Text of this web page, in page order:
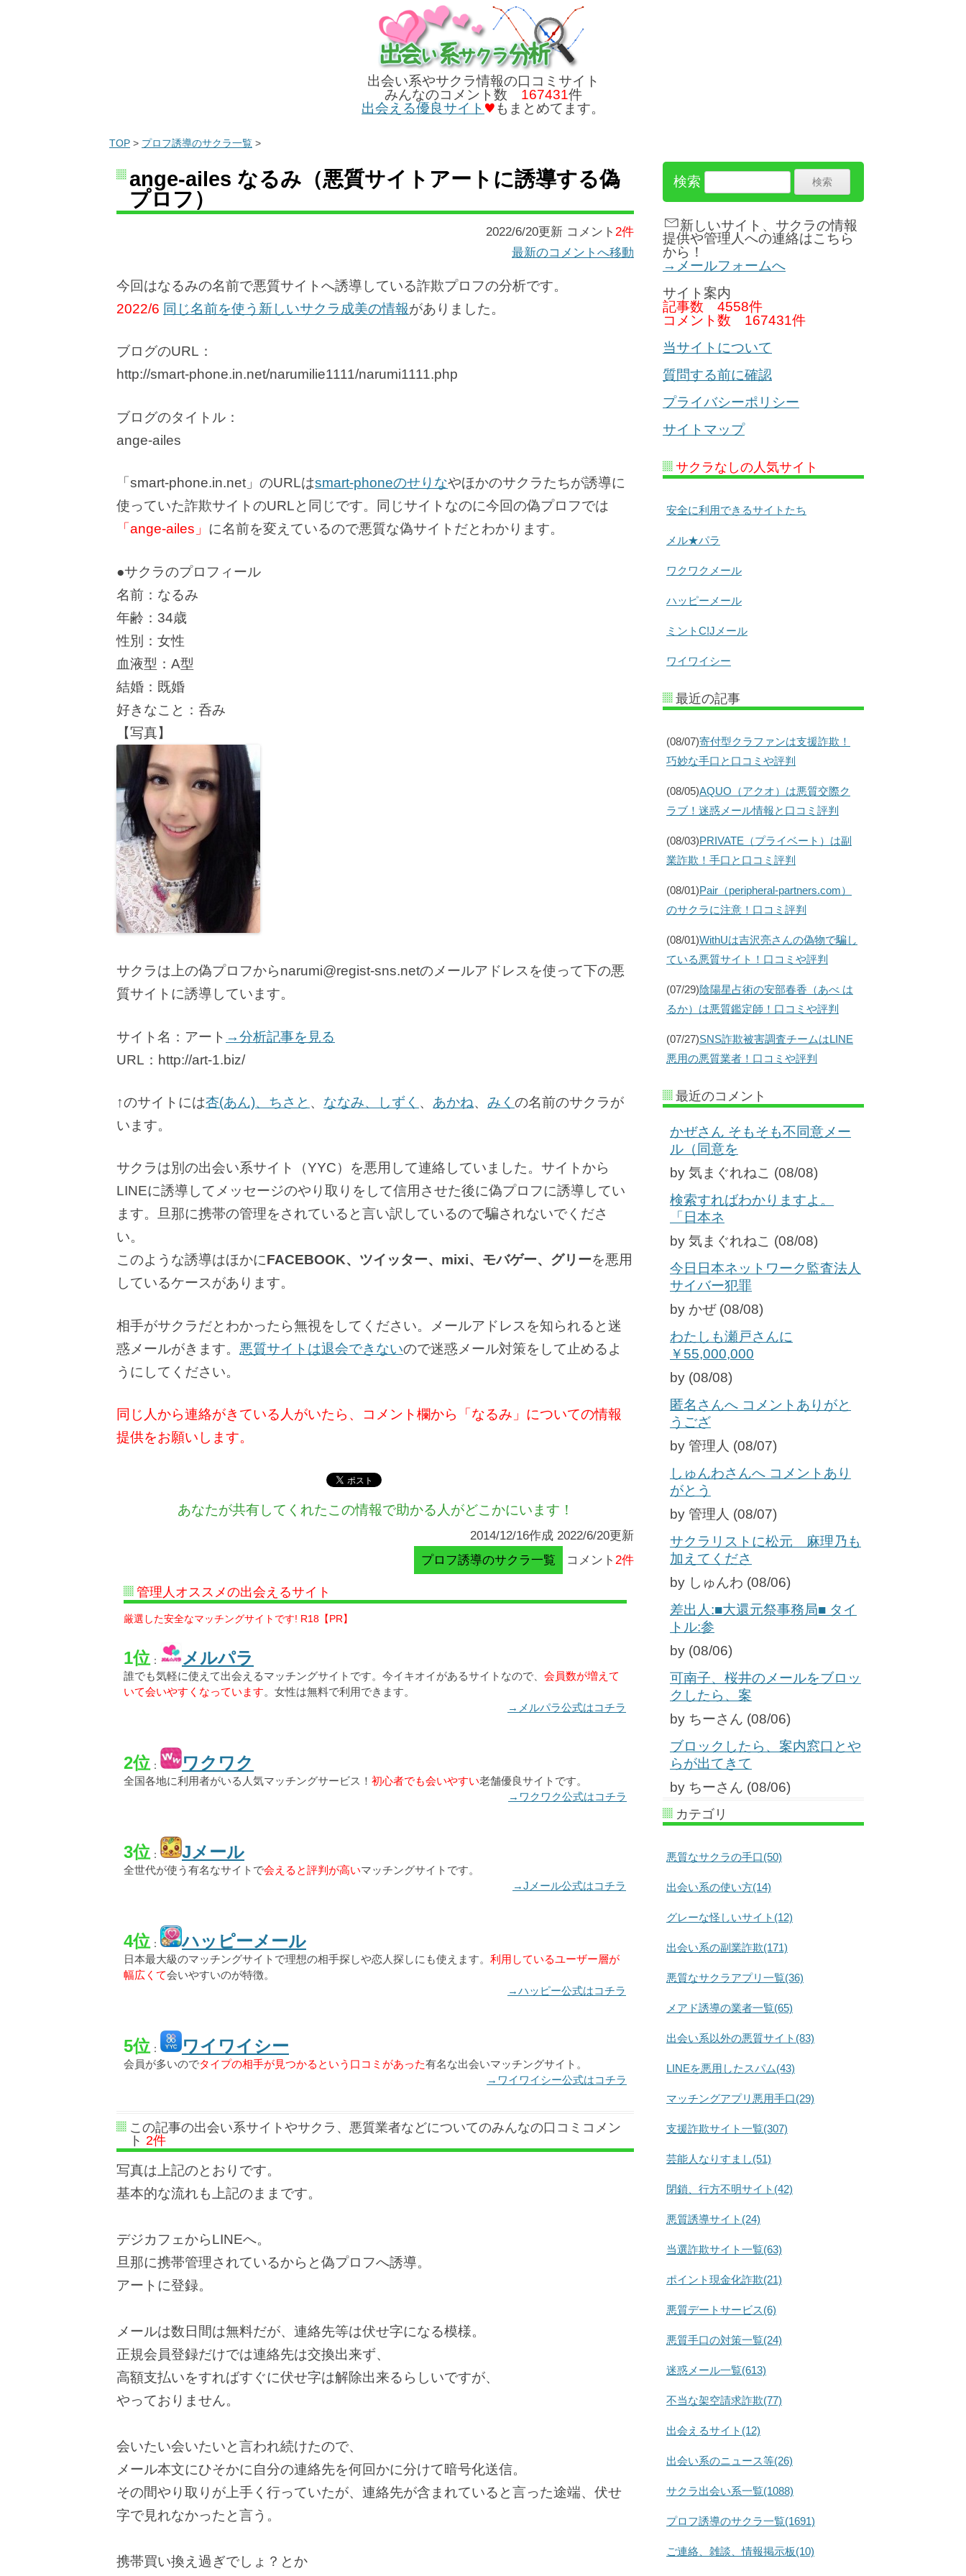
出会い系やサクラ情報の口コミサイト
みんなのコメント数 167431件
出会える優良サイト
もまとめてます。
TOP > プロフ誘導のサクラ一覧 >
ange-ailes なるみ（悪質サイトアートに誘導する偽
プロフ）
2022/6/20更新 コメント 2件
最新のコメントへ移動
今回はなるみの名前で悪質サイトへ誘導している詐欺プロフの分析です。
2022/6 同じ名前を使う新しいサクラ成美の情報がありました。
ブログのURL：
http://smart-phone.in.net/narumilie1111/narumi1111.php
ブログのタイトル：
ange-ailes
「smart-phone.in.net」のURLはsmart-phoneのせりなやほかのサクラたちが誘導に
使っていた詐欺サイトのURLと同じです。同じサイトなのに今回の偽プロフでは
「ange-ailes」 に名前を変えているので悪質な偽サイトだとわかります。
●サクラのプロフィール
名前：なるみ
年齢：34歳
性別：女性
血液型：A型
結婚：既婚
好きなこと：呑み
【写真】
サクラは上の偽プロフからnarumi@regist-sns.netのメールアドレスを使って下の悪
質サイトに誘導しています。
サイト名：アート →分析記事を見る
URL：http://art-1.biz/
↑のサイトには杏(あん)、ちさと 、 ななみ、しずく 、 あかね、 みく の名前のサクラが
います。
サクラは別の出会い系サイト（YYC）を悪用して連絡していました。サイトから
LINEに誘導してメッセージのやり取りをして信用させた後に偽プロフに誘導してい
ます。旦那に携帯の管理をされていると言い訳しているので騙されないでくださ
い。
このような誘導はほかにFACEBOOK、ツイッター、mixi、モバゲー、グリーを悪用
しているケースがあります。
相手がサクラだとわかったら無視をしてください。メールアドレスを知られると迷
惑メールがきます。 悪質サイトは退会できないので迷惑メール対策をして止めるよ
うにしてください。
同じ人から連絡がきている人がいたら、コメント欄から「なるみ」についての情報
提供をお願いします。
あなたが共有してくれたこの情報で助かる人がどこかにいます！
2014/12/16作成 2022/6/20更新
プロフ誘導のサクラ一覧
コメント 2件
管理人オススメの出会えるサイト
厳選した安全なマッチングサイトです! R18【PR】
1位 ： メルパラ
誰でも気軽に使えて出会えるマッチングサイトです。今イキオイがあるサイトなので、 会員数が増えて
いて会いやすくなっています。女性は無料で利用できます。
→メルパラ公式はコチラ
2位 ： ワクワク
全国各地に利用者がいる人気マッチングサービス！ 初心者でも会いやすい老舗優良サイトです。
→ワクワク公式はコチラ
3位 ： Jメール
全世代が使う有名なサイトで会えると評判が高いマッチングサイトです。
→Jメール公式はコチラ
4位 ： ハッピーメール
日本最大級のマッチングサイトで理想の相手探しや恋人探しにも使えます。 利用しているユーザー層が
幅広くて会いやすいのが特徴。
→ハッピー公式はコチラ
5位 ： ワイワイシー
会員が多いのでタイプの相手が見つかるという口コミがあった有名な出会いマッチングサイト。
→ワイワイシー公式はコチラ
この記事の出会い系サイトやサクラ、悪質業者などについてのみんなの口コミコメン
ト 2件
写真は上記のとおりです。
基本的な流れも上記のままです。
デジカフェからLINEへ。
旦那に携帯管理されているからと偽プロフへ誘導。
アートに登録。
メールは数日間は無料だが、連絡先等は伏せ字になる模様。
正規会員登録だけでは連絡先は交換出来ず、
高額支払いをすればすぐに伏せ字は解除出来るらしいですが、
やっておりません。
会いたい会いたいと言われ続けたので、
メール本文にひそかに自分の連絡先を何回かに分けて暗号化送信。
その間やり取りが上手く行っていたが、連絡先が含まれていると言った途端、伏せ
字で見れなかったと言う。
携帯買い換え過ぎでしょ？とか
検索
新しいサイト、サクラの情報
提供や管理人への連絡はこちら
から！
→メールフォームへ
サイト案内
記事数 4558件
コメント数 167431件
当サイトについて
質問する前に確認
プライバシーポリシー
サイトマップ
サクラなしの人気サイト
安全に利用できるサイトたち
メル★パラ
ワクワクメール
ハッピーメール
ミントC!Jメール
ワイワイシー
最近の記事
(08/07)寄付型クラファンは支援詐欺！
巧妙な手口と口コミや評判
(08/05)AQUO（アクオ）は悪質交際ク
ラブ！迷惑メール情報と口コミ評判
(08/03)PRIVATE（プライベート）は副
業詐欺！手口と口コミ評判
(08/01)Pair（peripheral-partners.com）
のサクラに注意！口コミ評判
(08/01)WithUは吉沢亮さんの偽物で騙し
ている悪質サイト！口コミや評判
(07/29)陰陽星占術の安部春香（あべ は
るか）は悪質鑑定師！口コミや評判
(07/27)SNS詐欺被害調査チームはLINE
悪用の悪質業者！口コミや評判
最近のコメント
かぜさん そもそも不同意メー
ル（同意を
by 気まぐれねこ (08/08)
検索すればわかりますよ。
「日本ネ
by 気まぐれねこ (08/08)
今日日本ネットワーク監査法人
サイバー犯罪
by かぜ (08/08)
わたしも瀬戸さんに
￥55,000,000
by (08/08)
匿名さんへ コメントありがと
うござ
by 管理人 (08/07)
しゅんわさんへ コメントあり
がとう
by 管理人 (08/07)
サクラリストに松元 麻理乃も
加えてくださ
by しゅんわ (08/06)
差出人:■大還元祭事務局■ タイ
トル:参
by (08/06)
可南子、桜井のメールをブロッ
クしたら、案
by ちーさん (08/06)
ブロックしたら、案内窓口とや
らが出てきて
by ちーさん (08/06)
カテゴリ
悪質なサクラの手口(50)
出会い系の使い方(14)
グレーな怪しいサイト(12)
出会い系の副業詐欺(171)
悪質なサクラアプリ一覧(36)
メアド誘導の業者一覧(65)
出会い系以外の悪質サイト(83)
LINEを悪用したスパム(43)
マッチングアプリ悪用手口(29)
支援詐欺サイト一覧(307)
芸能人なりすまし(51)
閉鎖、行方不明サイト(42)
悪質誘導サイト(24)
当選詐欺サイト一覧(63)
ポイント現金化詐欺(21)
悪質デートサービス(6)
悪質手口の対策一覧(24)
迷惑メール一覧(613)
不当な架空請求詐欺(77)
出会えるサイト(12)
出会い系のニュース等(26)
サクラ出会い系一覧(1088)
プロフ誘導のサクラ一覧(1691)
ご連絡、雑談、情報掲示板(10)